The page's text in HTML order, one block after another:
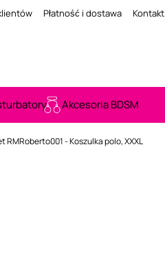
Płatność i dostawa Kontakt
Akcesoria BDSM
RMRoberto001 - Koszulka polo, XXXL